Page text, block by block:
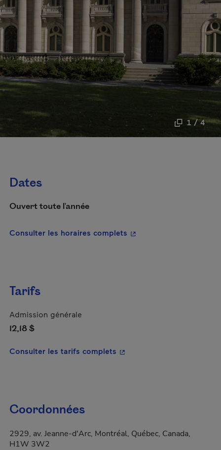
1 / 4
Dates
Ouvert toute l'année
Consulter les horaires complets - Cet hyperlien
Tarifs
Admission générale
12,18 $
Consulter les tarifs complets - Cet hyperlien s'ouvrira
Coordonnées
2929, av. Jeanne-d'Arc, Montréal, Québec, Canada,
H1W 3W2